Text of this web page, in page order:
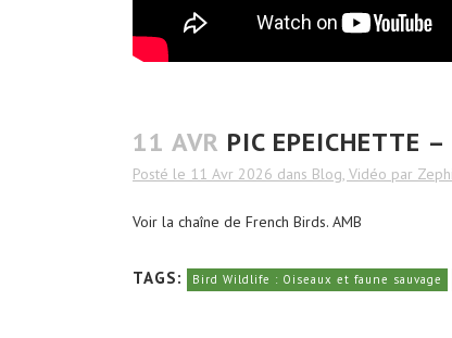
11 AVR PIC EPEICHETTE
Posté le 11 Avr 2026 dans Blog, Vidéo par
Voir la chaîne de French Birds. AMB
TAGS: Bird Wildlife : Oiseaux et faune sauvage